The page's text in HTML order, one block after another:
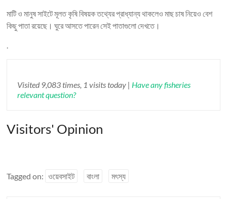
মাটি ও মানুষ সাইটে মূলত কৃষি বিষয়ক তথ্যের প্রাধ্যান্য থাকলেও মাছ চাষ নিয়েও বেশ
কিছু পাতা রয়েছে। ঘুরে আসতে পারেন সেই পাতাগুলো দেখতে।
.
Visited 9,083 times, 1 visits today | Have any fisheries
relevant question?
Visitors' Opinion
Tagged on: ওয়েবসাইট বাংলা মৎস্য